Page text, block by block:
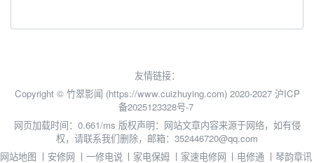
友情链接：
Copyright © 竹翠影闻 (https://www.cuizhuying.com) 2020-2027 沪ICP
备2025123328号-7
网页加载时间：0.661/ms 版权声明：网站文章内容来源于网络，如有侵
权，请联系我们删除，邮箱：352446720@qq.com
网站地图 丨 安修网 丨 一修电说 丨 家电保姆 丨 家速电修网 丨 电修通 丨琴韵章讯